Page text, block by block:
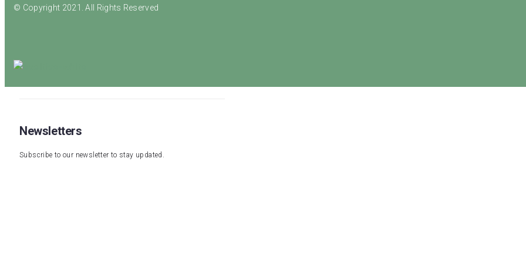
© Copyright 2021. All Rights Reserved
Newsletters
Subscribe to our newsletter to stay updated.